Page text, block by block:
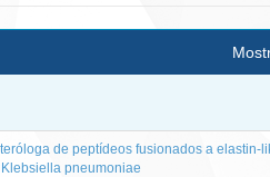
de peptídeos fusionados a
pneumoniae